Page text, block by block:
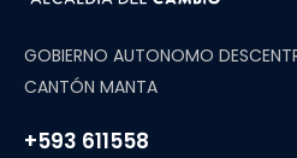
GOBIERNO AUTONOMO
CANTÓN MANTA
+593 611558